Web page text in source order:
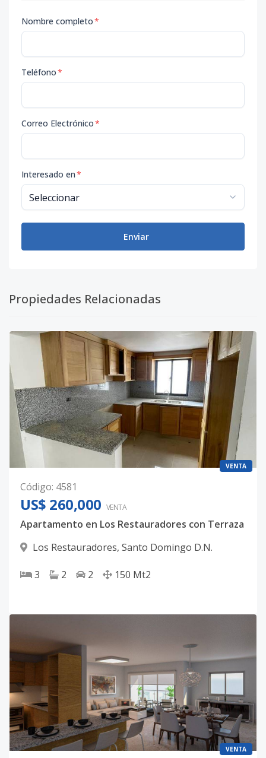
Nombre completo*
Teléfono*
Correo Electrónico*
Interesado en*
Enviar
Propiedades Relacionadas
VENTA
Código: 4581
US$ 260,000 VENTA
Apartamento en Los Restauradores con Terraza
Los Restauradores, Santo Domingo D.N.
3 2 2 150 Mt2
VENTA